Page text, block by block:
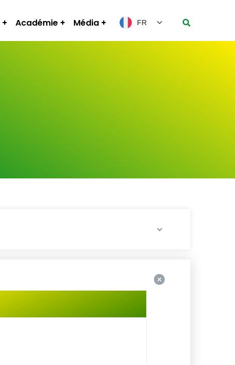
Académie Média FR